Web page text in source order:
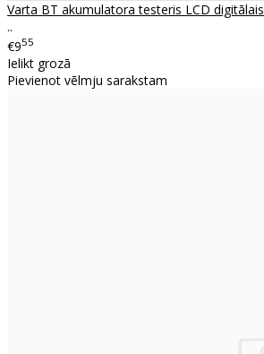
Varta BT akumulatora testeris LCD digitālais
..
€955
Ielikt grozā
Pievienot vēlmju sarakstam